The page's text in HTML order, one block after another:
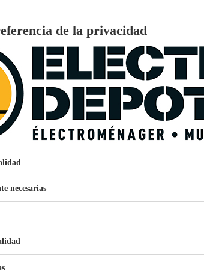
1,1L Limpia Sofás Alfombras Coche SP3
159€ 96
Pago aplazos
EcoTank EPSON ET-2861
de la privacidad
necesarias